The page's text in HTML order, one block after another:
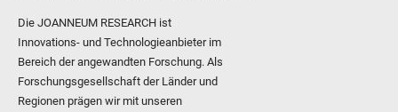
Die JOANNEUM RESEARCH ist
Innovations- und Technologieanbieter im
Bereich der angewandten Forschung. Als
Forschungsgesellschaft der Länder und
Regionen prägen wir mit unseren